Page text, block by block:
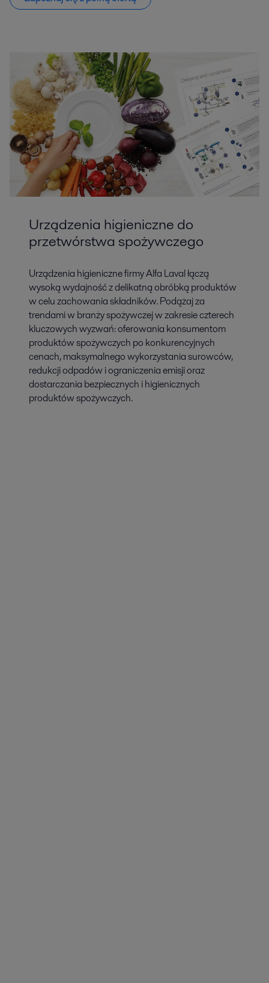
Urządzenia higieniczne do
przetwórstwa spożywczego
Urządzenia higieniczne firmy Alfa Laval łączą
wysoką wydajność z delikatną obróbką produktów
w celu zachowania składników. Podążaj za
trendami w branży spożywczej w zakresie czterech
kluczowych wyzwań: oferowania konsumentom
produktów spożywczych po konkurencyjnych
cenach, maksymalnego wykorzystania surowców,
redukcji odpadów i ograniczenia emisji oraz
dostarczania bezpiecznych i higienicznych
produktów spożywczych.